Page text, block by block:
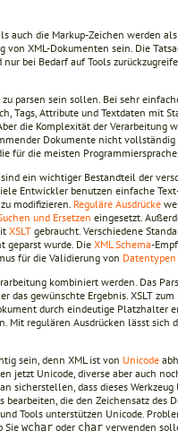
auch die Markup-Zeichen werden
XML-Dokumenten sein. Die
bei Bedarf auf Tools
parsen sein sollen. Bei sehr
Tags, Attribute und Textdaten mit
die Komplexität der Verarbeitung
Dokumente nicht
für die meisten
ein wichtiger Bestandteil der
Entwickler benutzen einfache
modifizieren. Reguläre Ausdrücke
und Ersetzen eingesetzt.
XSLT gebraucht. Verschiedene
geparst wurde. Die XML Schema-
für die Validierung von Datentypen
kombiniert werden. Das
gewünschte Ergebnis. XSLT
durch eindeutige Platzhalter
regulären Ausdrücken lässt sich
sein, denn XML ist von Unicode
jetzt Unicode, diverse aber auch
sicherstellen, dass dieses
die den Zeichensatz des
Tools unterstützen Unicode.
Sie wchar oder char verwenden